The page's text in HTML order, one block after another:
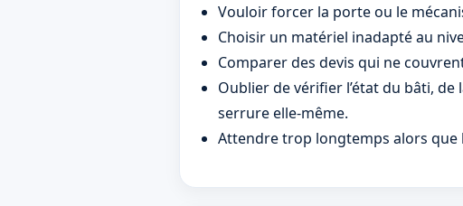
Vouloir forcer la porte ou le
Choisir un matériel inadapté au
Comparer des devis qui ne
Oublier de vérifier l’état du bâti,
serrure elle-même.
Attendre trop longtemps alors que